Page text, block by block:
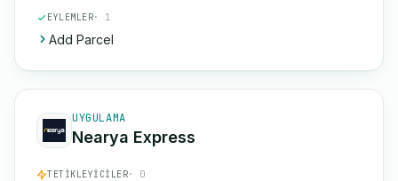
EYLEMLER· 1
Add Parcel
UYGULAMA
Nearya Express
TETIKLEYICILER· 0